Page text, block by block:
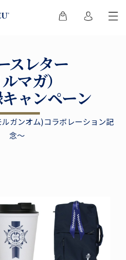
スレター
ルマガ）
ャンペーン
ルガンオム)コラボレーション記
念〜